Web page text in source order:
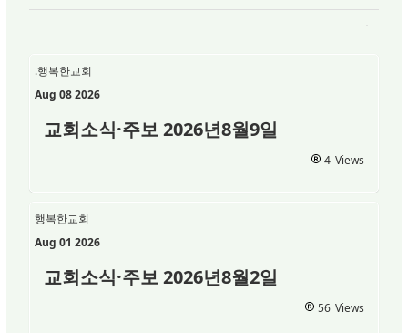
.행복한교회
Aug 08 2026
교회소식·주보 2026년8월9일
4 Views
행복한교회
Aug 01 2026
교회소식·주보 2026년8월2일
56 Views